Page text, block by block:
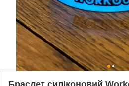
Браслет силіконовий